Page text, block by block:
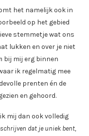
het namelijk ook in
op het gebied
stemmetje wat ons
lukken en over je niet
bij mij erg binnen
ik regelmatig mee
prenten én de
en gehoord.
mij dan ook volledig
dat je uniek bent,